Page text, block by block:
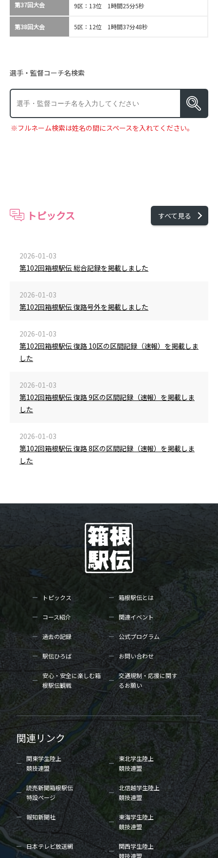
第37回大会 9区：13位 1時間25分5秒
第38回大会 5区：12位 1時間37分48秒
選手・監督コーチ名検索
※フルネーム検索は姓名の間にスペースを入れてください。
トピックス すべて見る
2026-01-03
第102回箱根駅伝 総合記録を掲載しました
2026-01-03
第102回箱根駅伝 復路号外を掲載しました
2026-01-03
第102回箱根駅伝 復路 10区の区間記録（速報）を掲載しま
した
2026-01-03
第102回箱根駅伝 復路 9区の区間記録（速報）を掲載しま
した
2026-01-03
第102回箱根駅伝 復路 8区の区間記録（速報）を掲載しま
した
トピックス 箱根駅伝とは
コース紹介 関連イベント
過去の記録 公式プログラム
駅伝ひろば お問い合わせ
安心・安全に楽しむ箱
根駅伝観戦
交通規制・応援に関す
るお願い
関連リンク
関東学生陸上
競技連盟
東北学生陸上
競技連盟
読売新聞箱根駅伝
特設ページ
北信越学生陸上
競技連盟
報知新聞社
東海学生陸上
競技連盟
日本テレビ放送網
関西学生陸上
競技連盟